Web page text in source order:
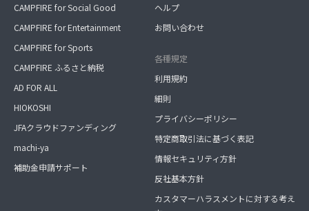
CAMPFIRE for Social Good
CAMPFIRE for Entertainment
CAMPFIRE for Sports
CAMPFIRE ふるさと納税
AD FOR ALL
HIOKOSHI
JFAクラウドファンディング
machi-ya
補助金申請サポート
ヘルプ
お問い合わせ
各種規定
利用規約
細則
プライバシーポリシー
特定商取引法に基づく表記
情報セキュリティ方針
反社基本方針
カスタマーハラスメントに対する考え